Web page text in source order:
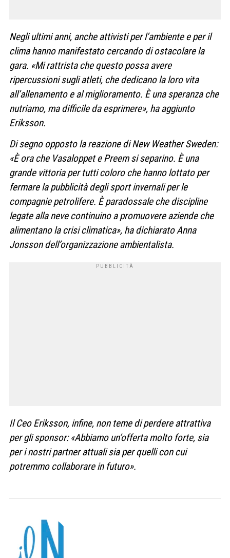
Negli ultimi anni, anche attivisti per l’ambiente e per il
clima hanno manifestato cercando di ostacolare la
gara. «Mi rattrista che questo possa avere
ripercussioni sugli atleti, che dedicano la loro vita
all’allenamento e al miglioramento. È una speranza che
nutriamo, ma difficile da esprimere», ha aggiunto
Eriksson.
Di segno opposto la reazione di New Weather Sweden:
«È ora che Vasaloppet e Preem si separino. È una
grande vittoria per tutti coloro che hanno lottato per
fermare la pubblicità degli sport invernali per le
compagnie petrolifere. È paradossale che discipline
legate alla neve continuino a promuovere aziende che
alimentano la crisi climatica», ha dichiarato Anna
Jonsson dell’organizzazione ambientalista.
Il Ceo Eriksson, infine, non teme di perdere attrattiva
per gli sponsor: «Abbiamo un’offerta molto forte, sia
per i nostri partner attuali sia per quelli con cui
potremmo collaborare in futuro».